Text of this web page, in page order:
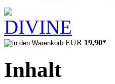
EUR 19,90*
Inhalt